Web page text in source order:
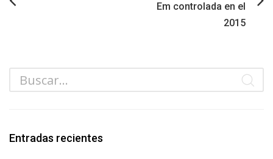
Em controlada en el
2015
Entradas recientes